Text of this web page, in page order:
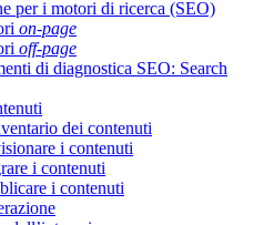
per i motori di ricerca (SEO)
on-page
off-page
di diagnostica SEO: Search
dei contenuti
i contenuti
i contenuti
i contenuti